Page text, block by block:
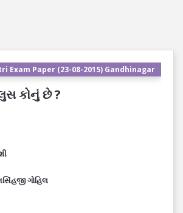
Exam Paper (23-08-2015) Gandhinagar
કોનું છે ?
ગોહિલ